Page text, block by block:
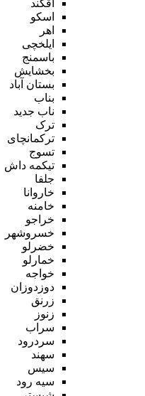
آقکند
اسکو
اهر
ایلخچی
باسمنج
بخشایش
بستان آباد
بناب
ناب جدید
ترک
ترکمانچای
تسوج
تیکمه داش
جلفا
خاروانا
خامنه
خراجو
خسروشهر
خضرلو
خمارلو
خواجه
دوزدوزان
زرنق
زنوز
سراب
سردرود
سهند
سیس
سیه رود